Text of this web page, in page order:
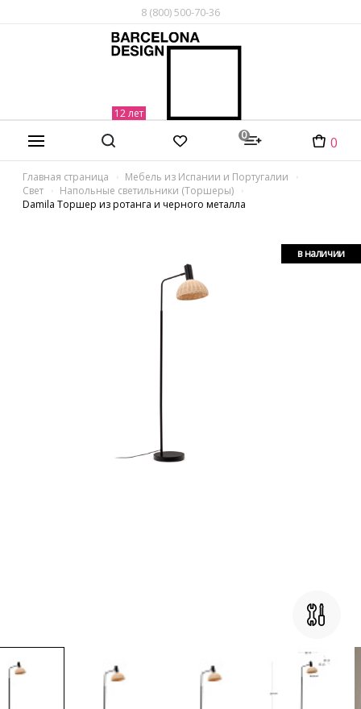
8 (800) 500-70-36
0 0
Главная страница
Мебель из Испании и Португалии
Свет
Напольные светильники (Торшеры)
Damila Торшер из ротанга и черного металла
в наличии